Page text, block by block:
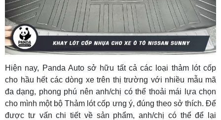
Hiện nay, Panda Auto sở hữu tất cả các loại thảm lót cốp
cho hầu hết các dòng xe trên thị trường với nhiều mẫu mã
đa dạng, phong phú nên anh/chị có thể thoải mái lựa chọn
cho mình một bộ Thảm lót cốp ưng ý, đúng theo sở thích. Để
được tư vấn chi tiết về sản phẩm, anh/chị có thể để lại